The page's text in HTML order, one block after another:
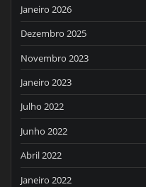
Janeiro 2026
Dezembro 2025
Novembro 2023
Janeiro 2023
Julho 2022
Junho 2022
Abril 2022
Janeiro 2022